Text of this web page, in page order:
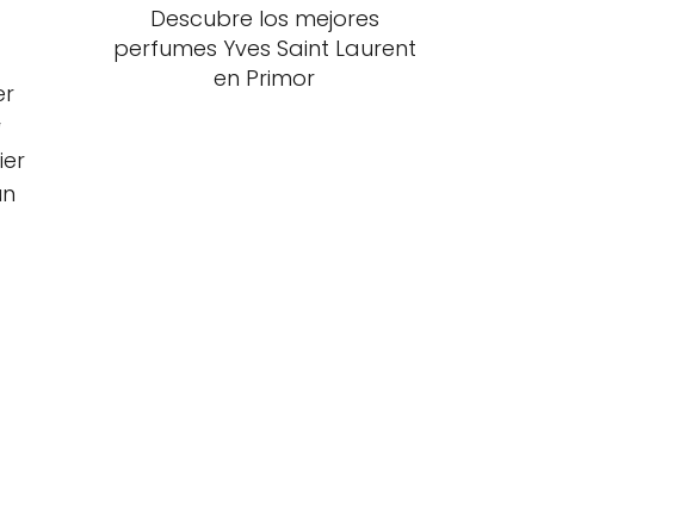
Descubre los mejores
perfumes Yves Saint Laurent
en Primor